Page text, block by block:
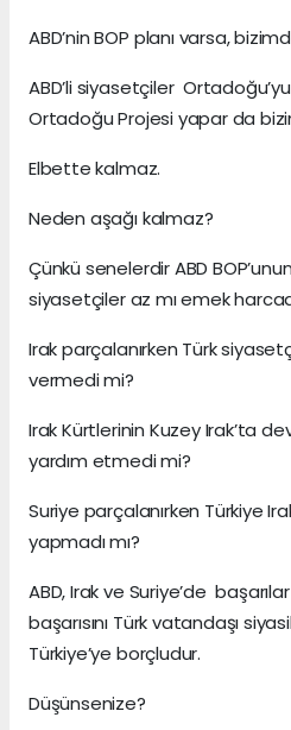
ABD’nin BOP planı varsa,
ABD’li siyasetçiler
Ortadoğu Projesi yapar da
Elbette kalmaz.
Neden aşağı kalmaz?
Çünkü senelerdir ABD
siyasetçiler az mı emek
Irak parçalanırken Türk
vermedi mi?
Irak Kürtlerinin Kuzey Irak’ta
yardım etmedi mi?
Suriye parçalanırken Türkiye
yapmadı mı?
ABD, Irak ve Suriye’de
başarısını Türk vatandaşı
Türkiye’ye borçludur.
Düşünsenize?